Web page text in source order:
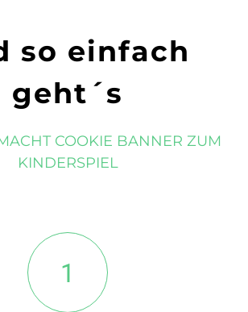
so einfach
geht´s
COOKIE BANNER ZUM
KINDERSPIEL
1